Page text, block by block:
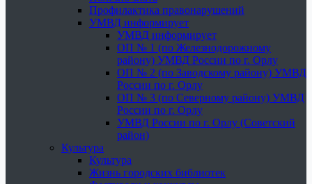
Профилактика правонарушений
УМВД информирует
УМВД информирует
ОП № 1 (по Железнодорожному
району) УМВД России по г. Орлу
ОП № 2 (по Заводскому району) УМВД
России по г. Орлу
ОП № 3 (по Северному району) УМВД
России по г. Орлу
УМВД России по г. Орлу (Советский
район)
Культура
Культура
Жизнь городских библиотек